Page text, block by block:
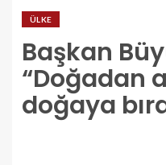
ÜLKE
Başkan
“Doğadan
doğaya
baskan-buyukakin-